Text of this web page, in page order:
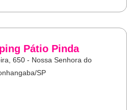
Pátio Pinda
650 - Nossa Senhora do
SP